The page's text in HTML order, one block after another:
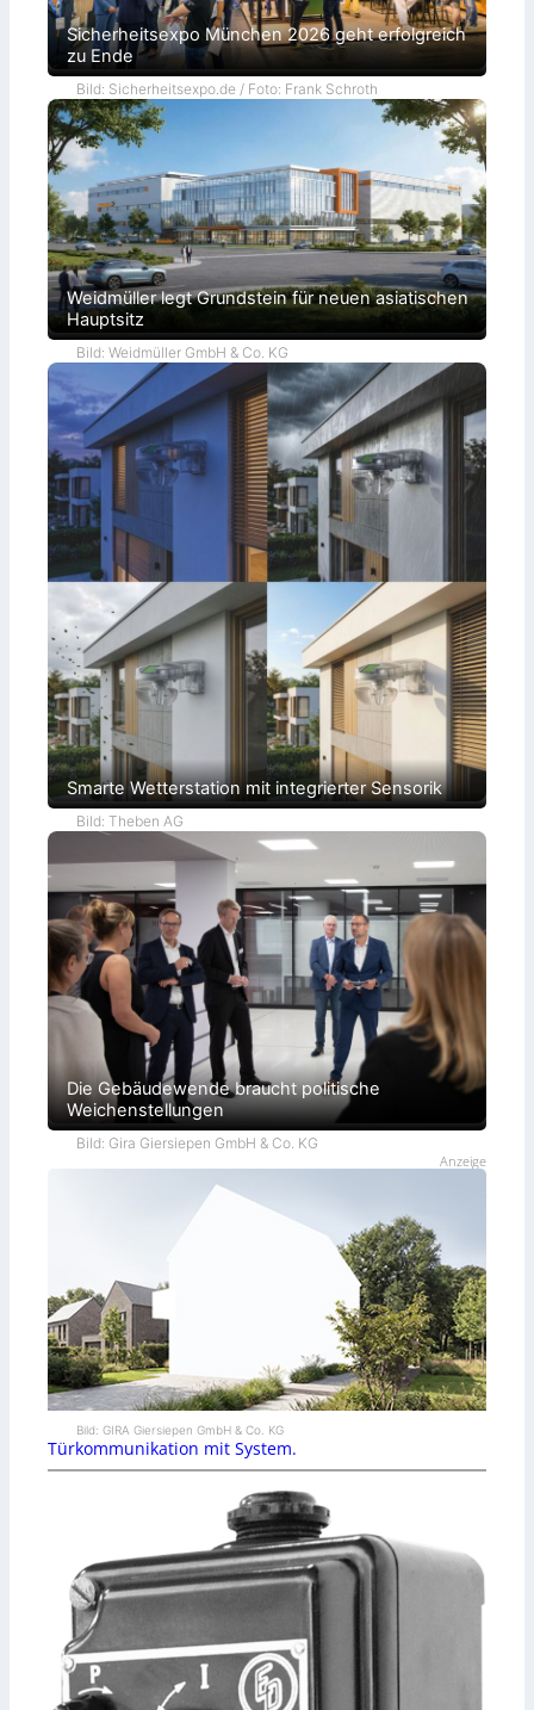
Sicherheitsexpo München 2026 geht erfolgreich
zu Ende
Bild: Sicherheitsexpo.de / Foto: Frank Schroth
Weidmüller legt Grundstein für neuen asiatischen
Hauptsitz
Bild: Weidmüller GmbH & Co. KG
Smarte Wetterstation mit integrierter Sensorik
Bild: Theben AG
Die Gebäudewende braucht politische
Weichenstellungen
Bild: Gira Giersiepen GmbH & Co. KG
Anzeige
Bild: GIRA Giersiepen GmbH & Co. KG
Türkommunikation mit System.